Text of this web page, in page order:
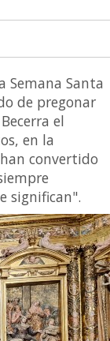
Semana Santa
de pregonar
el
en la
convertido
significan".